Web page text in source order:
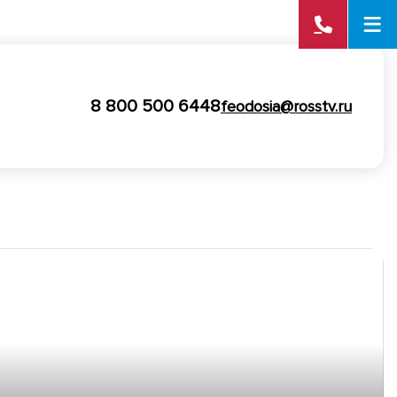
8 800 500 6448feodosia@rosstv.ru